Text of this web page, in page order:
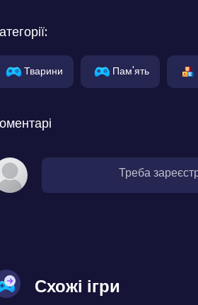
Тварини Пам'ять
Треба
Схожі ігри